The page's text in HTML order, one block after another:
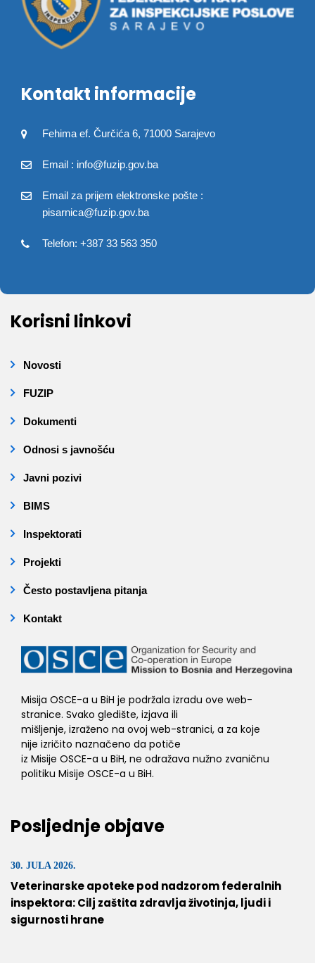
Kontakt informacije
Fehima ef. Čurčića 6, 71000 Sarajevo
Email : info@fuzip.gov.ba
Email za prijem elektronske pošte :
pisarnica@fuzip.gov.ba
Telefon: +387 33 563 350
Korisni linkovi
Novosti
FUZIP
Dokumenti
Odnosi s javnošću
Javni pozivi
BIMS
Inspektorati
Projekti
Često postavljena pitanja
Kontakt
Misija OSCE-a u BiH je podržala izradu ove web-
stranice. Svako gledište, izjava ili
mišljenje, izraženo na ovoj web-stranici, a za koje
nije izričito naznačeno da potiče
iz Misije OSCE-a u BiH, ne odražava nužno zvaničnu
politiku Misije OSCE-a u BiH.
Posljednje objave
30. JULA 2026.
Veterinarske apoteke pod nadzorom federalnih
inspektora: Cilj zaštita zdravlja životinja, ljudi i
sigurnosti hrane